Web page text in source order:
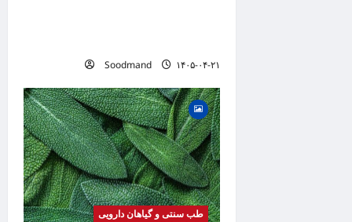
Soodmand ۱۴۰۵-۰۴-۲۱
طب سنتی و گیاهان دارویی